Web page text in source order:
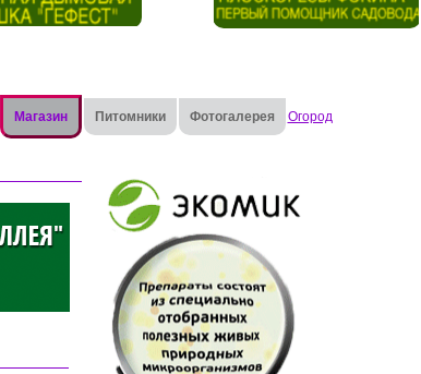
Магазин Питомники Фотогалерея Огород